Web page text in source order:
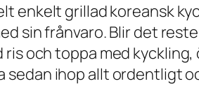
enkelt grillad koreansk
sin frånvaro. Blir det
ris och toppa med
sedan ihop allt ordentligt